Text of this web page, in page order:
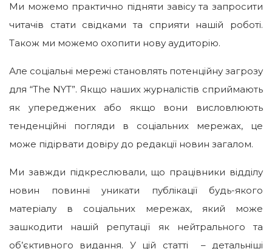
Ми можемо практично підняти завісу та запросити
читачів стати свідками та сприяти нашій роботі.
Також ми можемо охопити нову аудиторію.
Але соціальні мережі становлять потенційну загрозу
для “The NYT”. Якщо наших журналістів сприймають
як упереджених або якщо вони висловлюють
тенденційні погляди в соціальних мережах, це
може підірвати довіру до редакції новин загалом.
Ми завжди підкреслювали, що працівники відділу
новин повинні уникати публікації будь-якого
матеріалу в соціальних мережах, який може
зашкодити нашій репутації як нейтрального та
об’єктивного видання. У цій статті – детальніші